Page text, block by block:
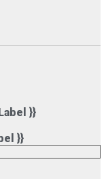
}}
}}